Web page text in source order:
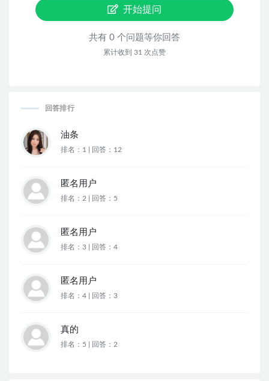
开始提问
共有 0 个问题等你回答
累计收到 31 次点赞
回答排行
油条
排名：1 | 回答：12
匿名用户
排名：2 | 回答：5
匿名用户
排名：3 | 回答：4
匿名用户
排名：4 | 回答：3
真的
排名：5 | 回答：2